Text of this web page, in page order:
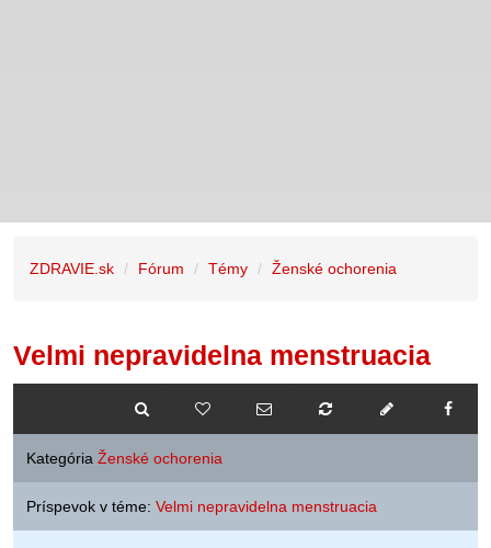
ZDRAVIE.sk Fórum Témy Ženské ochorenia
Velmi nepravidelna menstruacia
Kategória Ženské ochorenia
Príspevok v téme: Velmi nepravidelna menstruacia